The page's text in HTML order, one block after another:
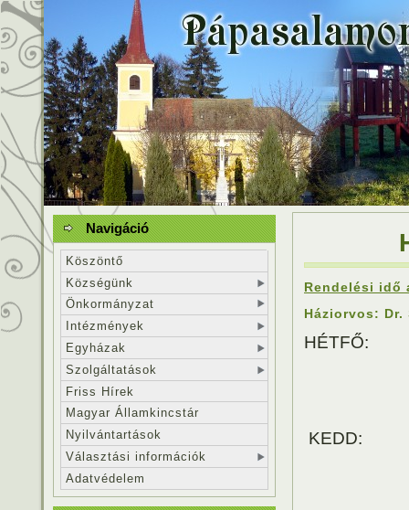
Rendelési idő
Háziorvos:
HÉTFŐ:
KEDD:
Navigáció
Köszöntő
Községünk
Önkormányzat
Intézmények
Egyházak
Szolgáltatások
Friss Hírek
Magyar Államkincstár
Nyilvántartások
Választási információk
Adatvédelem